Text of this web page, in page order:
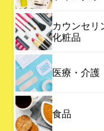
カウンセリ
化粧品
医療・介護
食品